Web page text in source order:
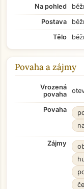
Na pohled
Postava
Tělo
Povaha a zájmy
Vrozená
povaha
Povaha
Zájmy